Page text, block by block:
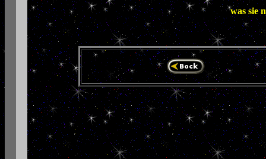
was sie